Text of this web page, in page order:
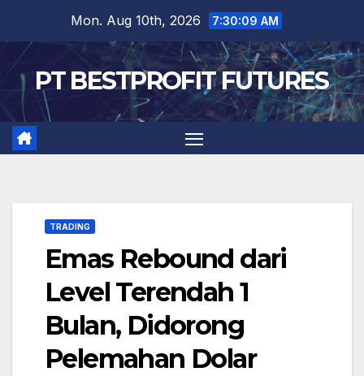
content
Mon. Aug 10th, 2026 7:30:10 AM
PT BESTPROFIT FUTURES
TRADING
Emas Rebound dari
Level Terendah 1
Bulan, Didorong
Pelemahan Dolar